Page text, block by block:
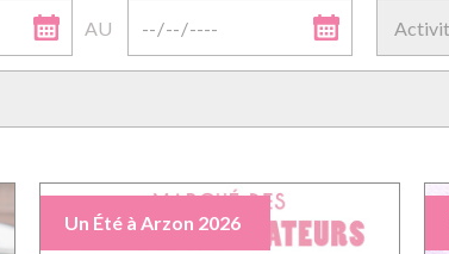
AU
Un Été à Arzon 2026